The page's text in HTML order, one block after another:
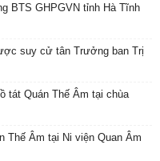
BTS GHPGVN tỉnh Hà Tĩnh
suy cử tân Trưởng ban Trị
tát Quán Thế Âm tại chùa
Thế Âm tại Ni viện Quan Âm